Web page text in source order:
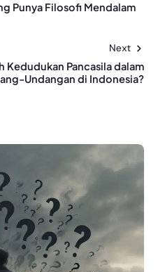
Punya Filosofi Mendalam
Next
Kedudukan Pancasila dalam
Undangan di Indonesia?